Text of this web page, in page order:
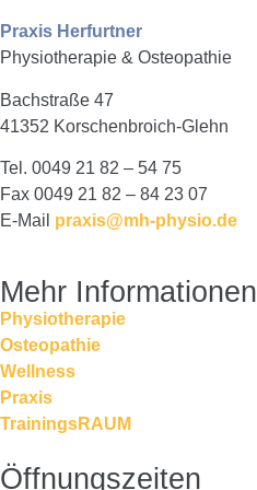
Praxis Herfurtner
Physiotherapie & Osteopathie
Bachstraße 47
41352 Korschenbroich-Glehn
Tel. 0049 21 82 – 54 75
Fax 0049 21 82 – 84 23 07
E-Mail praxis@mh-physio.de
Mehr Informationen
Physiotherapie
Osteopathie
Wellness
Praxis
TrainingsRAUM
Öffnungszeiten